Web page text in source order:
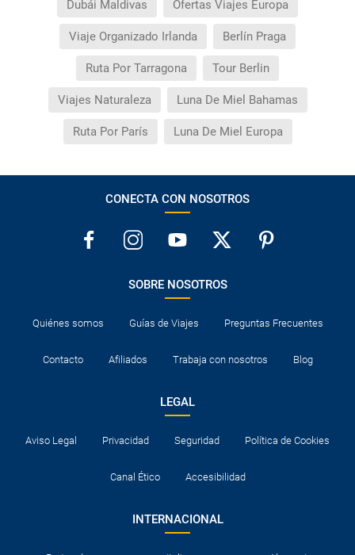
Dubái Maldivas Ofertas Viajes Europa
Viaje Organizado Irlanda Berlín Praga
Ruta Por Tarragona Tour Berlin
Viajes Naturaleza Luna De Miel Bahamas
Ruta Por París Luna De Miel Europa
CONECTA CON NOSOTROS
SOBRE NOSOTROS
Quiénes somos Guías de Viajes Preguntas Frecuentes
Contacto Afiliados Trabaja con nosotros Blog
LEGAL
Aviso Legal Privacidad Seguridad Política de Cookies
Canal Ético Accesibilidad
INTERNACIONAL